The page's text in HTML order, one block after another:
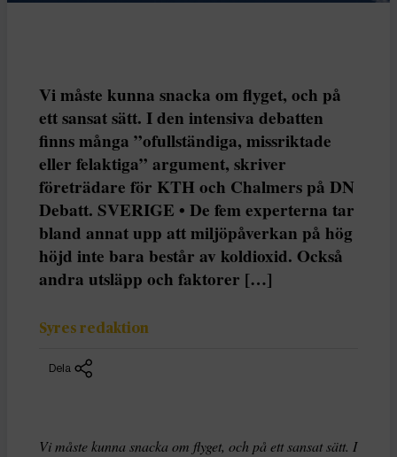
Vi måste kunna snacka om flyget, och på
ett sansat sätt. I den intensiva debatten
finns många ”ofullständiga, missriktade
eller felaktiga” argument, skriver
företrädare för KTH och Chalmers på DN
Debatt. SVERIGE • De fem experterna tar
bland annat upp att miljöpåverkan på hög
höjd inte bara består av koldioxid. Också
andra utsläpp och faktorer […]
Syres redaktion
Dela
Vi måste kunna snacka om flyget, och på ett sansat sätt. I